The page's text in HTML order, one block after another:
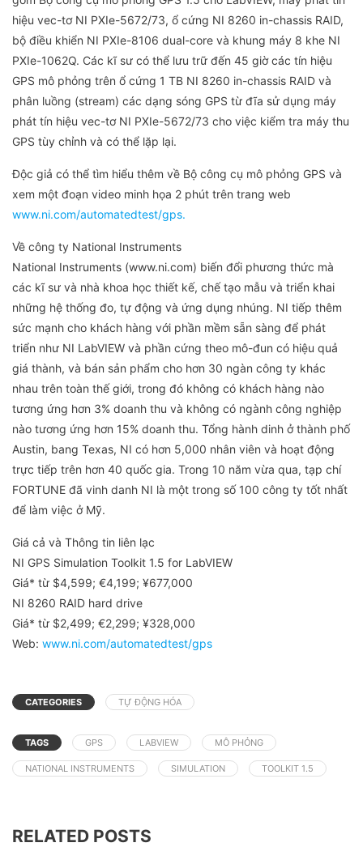
hiệu vec-tơ NI PXIe-5672/73, ổ cứng NI 8260 in-chassis RAID,
bộ điều khiển NI PXIe-8106 dual-core và khung máy 8 khe NI
PXIe-1062Q. Các kĩ sư có thể lưu trữ đến 45 giờ các tín hiệu
GPS mô phỏng trên ổ cứng 1 TB NI 8260 in-chassis RAID và
phân luồng (stream) các dạng sóng GPS từ đĩa sử dụng máy
phát tín hiệu vec-tơ NI PXIe-5672/73 cho việc kiểm tra máy thu
GPS tùy chỉnh và có thể lặp lại.
Độc giả có thể tìm hiểu thêm về Bộ công cụ mô phỏng GPS và
xem một đoạn video minh họa 2 phút trên trang web
www.ni.com/automatedtest/gps.
Về công ty National Instruments
National Instruments (www.ni.com) biến đổi phương thức mà
các kĩ sư và nhà khoa học thiết kế, chế tạo mẫu và triển khai
những hệ thống đo, tự động và ứng dụng nhúng. NI tiếp thêm
sức mạnh cho khách hàng với phần mềm sẵn sàng để phát
triển như NI LabVIEW và phần cứng theo mô-đun có hiệu quả
giá thành, và bán sản phẩm cho hơn 30 ngàn công ty khác
nhau trên toàn thế giới, trong đó không có khách hàng nào
tương ứng hơn 3% doanh thu và không có ngành công nghiệp
nào tương ứng hơn 15% doanh thu. Tổng hành dinh ở thành phố
Austin, bang Texas, NI có hơn 5,000 nhân viên và hoạt động
trực tiếp trên hơn 40 quốc gia. Trong 10 năm vừa qua, tạp chí
FORTUNE đã vinh danh NI là một trong số 100 công ty tốt nhất
để làm việc ở Mỹ.
Giá cả và Thông tin liên lạc
NI GPS Simulation Toolkit 1.5 for LabVIEW
Giá* từ $4,599; €4,199; ¥677,000
NI 8260 RAID hard drive
Giá* từ $2,499; €2,299; ¥328,000
Web: www.ni.com/automatedtest/gps
CATEGORIES TỰ ĐỘNG HÓA
TAGS GPS LABVIEW MÔ PHỎNG
NATIONAL INSTRUMENTS SIMULATION TOOLKIT 1.5
RELATED POSTS